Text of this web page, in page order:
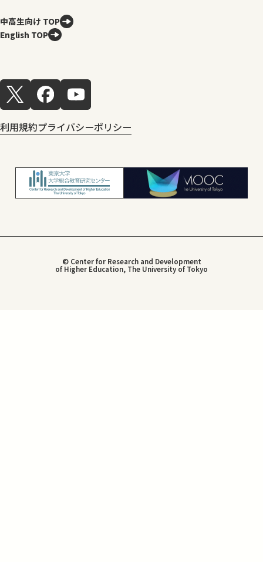
中高生向け TOP
English TOP
利用規約プライバシーポリシー
© Center for Research and Development
of Higher Education, The University of Tokyo